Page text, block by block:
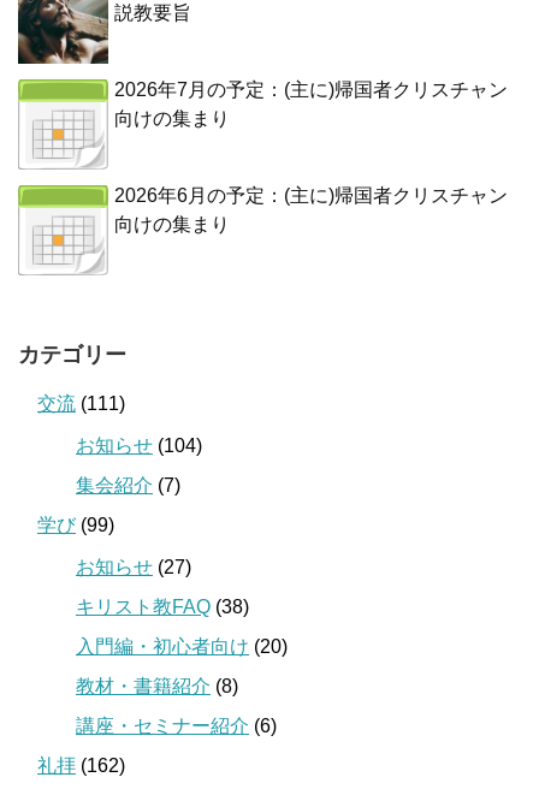
説教要旨
2026年7月の予定：(主に)帰国者クリスチャン
向けの集まり
2026年6月の予定：(主に)帰国者クリスチャン
向けの集まり
カテゴリー
交流 (111)
お知らせ (104)
集会紹介 (7)
学び(99)
お知らせ (27)
キリスト教FAQ (38)
入門編・初心者向け (20)
教材・書籍紹介 (8)
講座・セミナー紹介 (6)
礼拝 (162)